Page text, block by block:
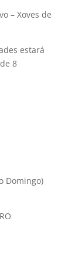
– Xoves de
estará
8
Domingo)